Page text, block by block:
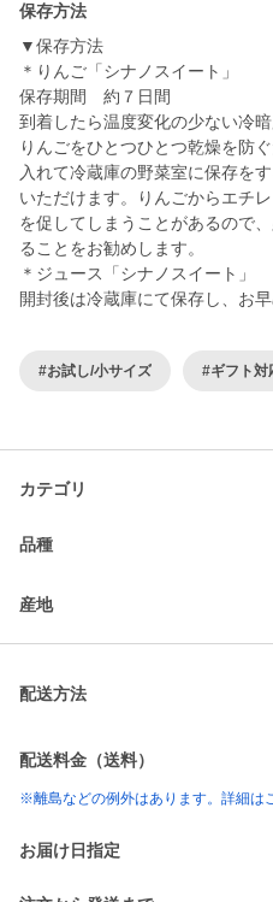
保存方法
▼保存方法
＊りんご「シナノスイート」
保存期間 約７日間
到着したら温度変化の少ない冷
りんごをひとつひとつ乾燥を防
入れて冷蔵庫の野菜室に保存を
いただけます。りんごからエチ
を促してしまうことがあるので
ることをお勧めします。
＊ジュース「シナノスイート」
開封後は冷蔵庫にて保存し、お
#お試し/小サイズ #ギフト対
カテゴリ
品種
産地
配送方法
配送料金（送料）
※離島などの例外はあります。詳細は
お届け日指定